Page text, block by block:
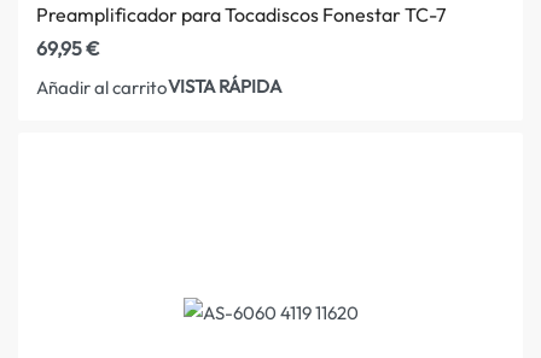
Preamplificador para Tocadiscos Fonestar TC-7
69,95€
Añadir al carritoVISTA RÁPIDA